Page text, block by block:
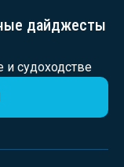
дайджесты
и судоходстве